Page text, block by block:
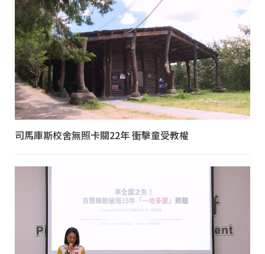
司馬庫斯校舍無照卡關22年 衝擊童受教權